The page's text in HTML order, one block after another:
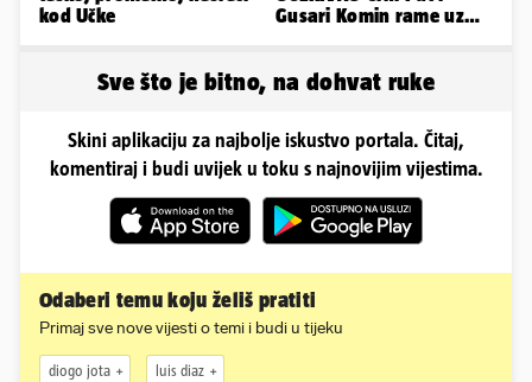
kod Učke
Gusari Komin rame uz
Sve što je bitno, na dohvat ruke
Skini aplikaciju za najbolje iskustvo portala. Čitaj,
komentiraj i budi uvijek u toku s najnovijim vijestima.
Odaberi temu koju želiš pratiti
Primaj sve nove vijesti o temi i budi u tijeku
diogo jota luis diaz